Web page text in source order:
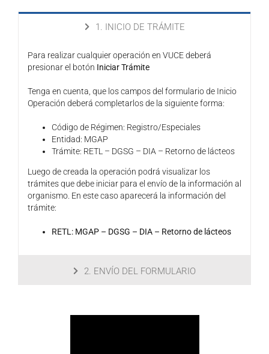
1. INICIO DE TRÁMITE
Para realizar cualquier operación en VUCE deberá
presionar el botón Iniciar Trámite
Tenga en cuenta, que los campos del formulario de Inicio
Operación deberá completarlos de la siguiente forma:
Código de Régimen: Registro/Especiales
Entidad: MGAP
Trámite: RETL – DGSG – DIA – Retorno de lácteos
Luego de creada la operación podrá visualizar los
trámites que debe iniciar para el envío de la información al
organismo. En este caso aparecerá la información del
trámite:
RETL: MGAP – DGSG – DIA – Retorno de lácteos
2. ENVÍO DEL FORMULARIO